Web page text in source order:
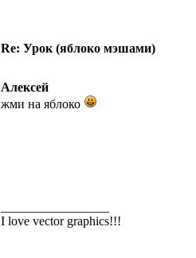
Re: Урок (яблоко мэшами)
Алексей
жми на яблоко
I love vector graphics!!!